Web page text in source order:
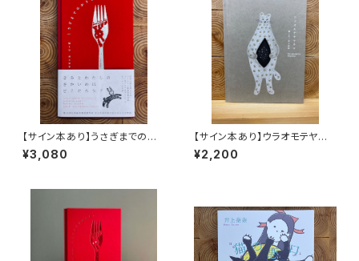
【サイン本あり】うさぎまでのお
さらい［通常版］
¥3,080
【サイン本あり】ウラオモテヤマ
ネコ
¥2,200